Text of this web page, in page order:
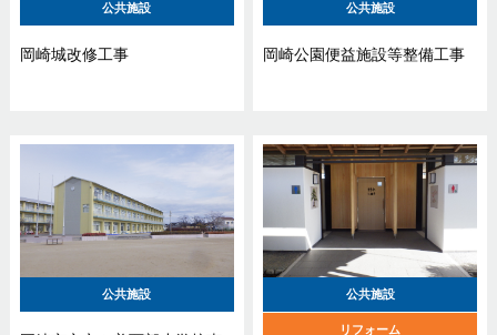
公共施設
岡崎城改修工事
公共施設
岡崎公園便益施設等整備工事
公共施設 公共施設
リフォーム